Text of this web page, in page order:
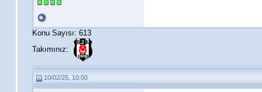
Konu Sayısı: 613
Takımınız:
10/02/25, 10:00